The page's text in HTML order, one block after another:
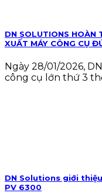
DN SOLUTIONS HOÀN
XUẤT MÁY CÔNG CỤ
Ngày 28/01/2026,
công cụ lớn thứ 3
DN Solutions giới
PV 6300